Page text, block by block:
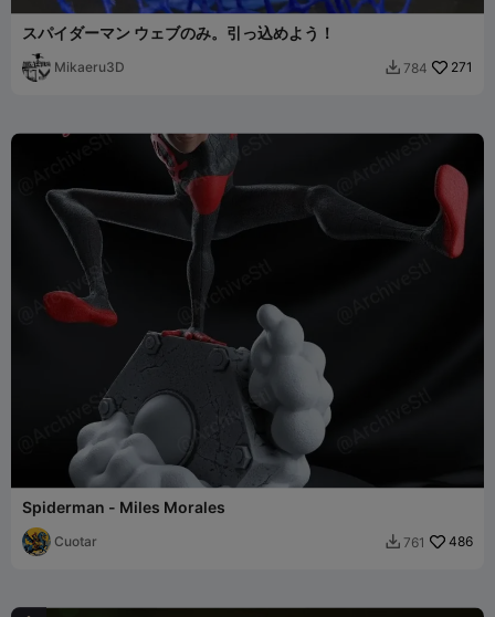
スパイダーマン ウェブのみ。引っ込めよう！
Mikaeru3D  784 271
Spiderman - Miles Morales
Cuotar  761 486